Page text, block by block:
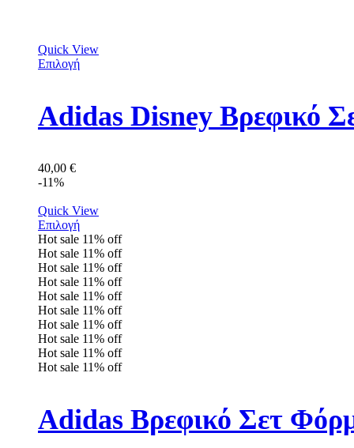
Quick View
Επιλογή
Adidas Disney Βρεφικό
40,00 €
-11%
Quick View
Επιλογή
Hot sale 11% off
Hot sale 11% off
Hot sale 11% off
Hot sale 11% off
Hot sale 11% off
Hot sale 11% off
Hot sale 11% off
Hot sale 11% off
Hot sale 11% off
Hot sale 11% off
Adidas Βρεφικό Σετ